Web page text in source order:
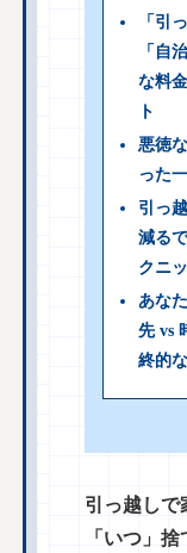
「引
「自
な料
ト
悪徳
った
引っ
減る
クニ
あな
先 vs
終的
引っ越しで
「いつ」捨